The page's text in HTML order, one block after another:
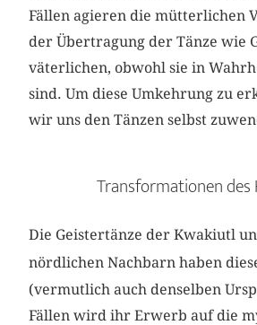
Fällen agieren die mütterlichen
der Übertragung der Tänze wie
väterlichen, obwohl sie in
sind. Um diese Umkehrung zu
wir uns den Tänzen selbst
Transformationen des
Die Geistertänze der Kwakiutl
nördlichen Nachbarn haben
(vermutlich auch denselben
Fällen wird ihr Erwerb auf die